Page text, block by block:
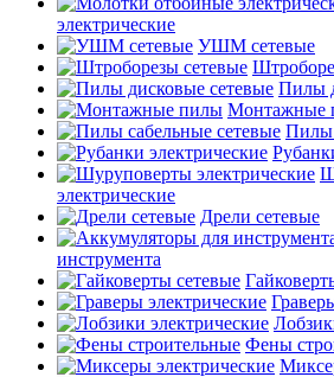
электрические
УШМ сетевые
Пилы
Монтажные
Пилы
электрические
Дрели сетевые
инструмента
Фены